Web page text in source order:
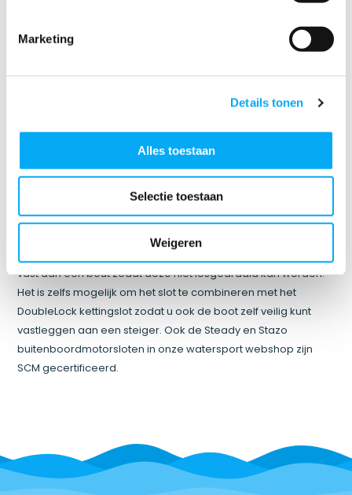
Marketing
Details tonen
Alles toestaan
Selectie toestaan
Weigeren
buitenboordmotor nodig.
bent u op zoek naar een goedgekeurd
SCM: goedgekeurd slot voor buitenboordmotor
Wanneer u uw buitenboordmotor wilt verzekeren tegen
diefstal, eist de verzekering een SCM goedgekeurd
buitenboordmotorslot. Bij Boottotaal hebben we SCM
gecertificeerde sloten van DoubleLock. Waaronder de
Outboard Lock SCM. Dit slot is geschikt voor
buitenboordmotoren met boutbevestiging. Het slot maakt u
vast aan een bout zodat deze niet losgedraaid kan worden.
Het is zelfs mogelijk om het slot te combineren met het
DoubleLock kettingslot zodat u ook de boot zelf veilig kunt
vastleggen aan een steiger. Ook de Steady en Stazo
buitenboordmotorsloten in onze watersport webshop zijn
SCM gecertificeerd.